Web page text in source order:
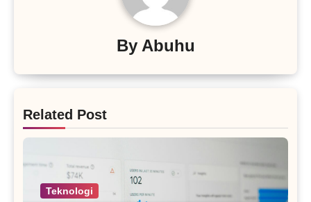
By Abuhu
Related Post
Teknologi